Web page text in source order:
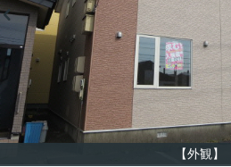
【外観】